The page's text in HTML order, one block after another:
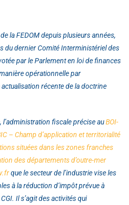
la FEDOM depuis plusieurs années,
du dernier Comité Interministériel des
par le Parlement en loi de finances
opérationnelle par
récente de la doctrine
, l’administration fiscale précise auBOI-
– Champ d’application et territorialité
situées dans les zones franches
des départements d’outre-mer
que le secteur de l’industrie vise les
à la réduction d’impôt prévue à
Il s’agit des activités qui